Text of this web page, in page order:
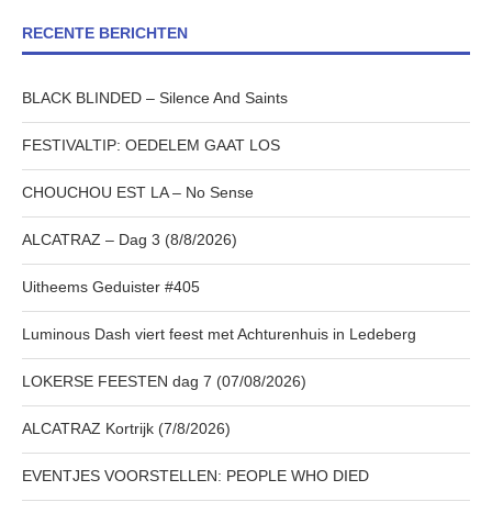
RECENTE BERICHTEN
BLACK BLINDED – Silence And Saints
FESTIVALTIP: OEDELEM GAAT LOS
CHOUCHOU EST LA – No Sense
ALCATRAZ – Dag 3 (8/8/2026)
Uitheems Geduister #405
Luminous Dash viert feest met Achturenhuis in Ledeberg
LOKERSE FEESTEN dag 7 (07/08/2026)
ALCATRAZ Kortrijk (7/8/2026)
EVENTJES VOORSTELLEN: PEOPLE WHO DIED